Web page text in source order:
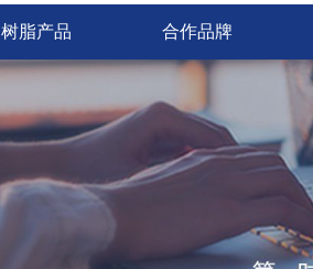
树脂产品 合作品牌